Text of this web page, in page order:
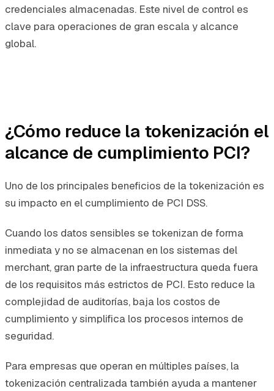
credenciales almacenadas. Este nivel de control es
clave para operaciones de gran escala y alcance
global.
¿Cómo reduce la tokenización el
alcance de cumplimiento PCI?
Uno de los principales beneficios de la tokenización es
su impacto en el cumplimiento de PCI DSS.
Cuando los datos sensibles se tokenizan de forma
inmediata y no se almacenan en los sistemas del
merchant, gran parte de la infraestructura queda fuera
de los requisitos más estrictos de PCI. Esto reduce la
complejidad de auditorías, baja los costos de
cumplimiento y simplifica los procesos internos de
seguridad.
Para empresas que operan en múltiples países, la
tokenización centralizada también ayuda a mantener